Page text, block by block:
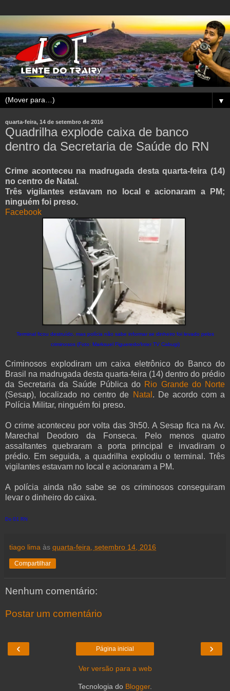
▼
quarta-feira, 14 de setembro de 2016
Quadrilha explode caixa de banco
dentro da Secretaria de Saúde do RN
Crime aconteceu na madrugada desta quarta-feira (14)
no centro de Natal.
Três vigilantes estavam no local e acionaram a PM;
ninguém foi preso.
Facebook
Terminal ficou destruído, mas polícia não sabe informar se dinheiro foi levado pelos
criminosos (Foto: Marksuel Figueredo/Inter TV Cabugi)
Criminosos explodiram um caixa eletrônico do Banco do
Brasil na madrugada desta quarta-feira (14) dentro do prédio
da Secretaria da Saúde Pública do Rio Grande do Norte
(Sesap), localizado no centro de Natal . De acordo com a
Polícia Militar, ninguém foi preso.
O crime aconteceu por volta das 3h50. A Sesap fica na Av.
Marechal Deodoro da Fonseca. Pelo menos quatro
assaltantes quebraram a porta principal e invadiram o
prédio. Em seguida, a quadrilha explodiu o terminal. Três
vigilantes estavam no local e acionaram a PM.
A polícia ainda não sabe se os criminosos conseguiram
levar o dinheiro do caixa.
Do G1 RN
tiago lima às quarta-feira, setembro 14, 2016
Compartilhar
Nenhum comentário:
Postar um comentário
‹ ›
Página inicial
Ver versão para a web
Tecnologia do Blogger.